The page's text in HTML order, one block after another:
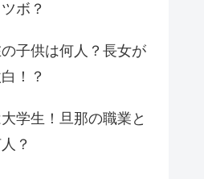
ボ？
子供は何人？長女が
！？
学生！旦那の職業と
？